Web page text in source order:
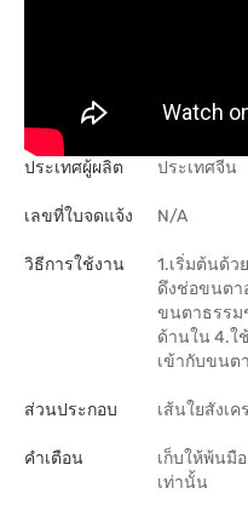
ประเทศผู้ผลิต ประเทศจีน
เลขที่ใบจดแจ้ง N/A
วิธีการใช้งาน
1.เริ่มต้นด้
ดึงช่อขนตา
ขนตาธรรม
ด้านใน 4.ใ
เข้ากับขนต
ส่วนประกอบ เส้นใยสังเ
คำเตือน
เก็บให้พ้นมื
เท่านั้น